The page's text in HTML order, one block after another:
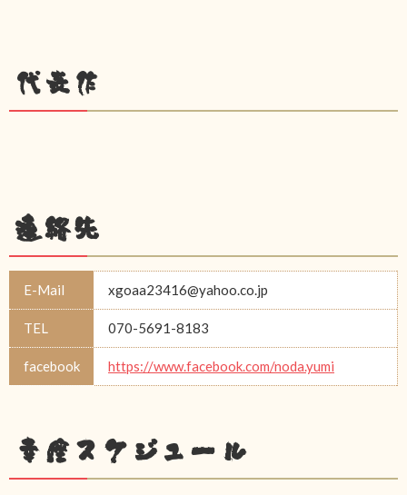
代表作
連絡先
E-Mail xgoaa23416@yahoo.co.jp
TEL 070-5691-8183
facebook https://www.facebook.com/noda.yumi
幸座スケジュール